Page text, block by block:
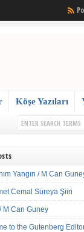
Köşe Yazıları
Yangın / M Can
Cemal Süreya Şiiri
M Can Guney
to the Gutenberg